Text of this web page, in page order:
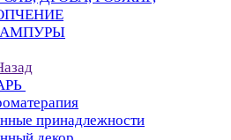
принадлежности